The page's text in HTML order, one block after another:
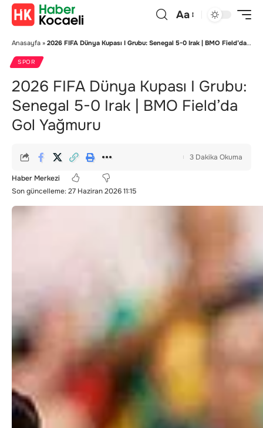
Aa
Anasayfa » 2026 FIFA Dünya Kupası I Grubu: Senegal 5-0 Irak | BMO Field’da Gol Yağmuru
SPOR
2026 FIFA Dünya Kupası I Grubu:
Senegal 5-0 Irak | BMO Field’da
Gol Yağmuru
Son güncelleme: 27 Haziran 2026 11:15
Haber Merkezi
3 Dakika Okuma